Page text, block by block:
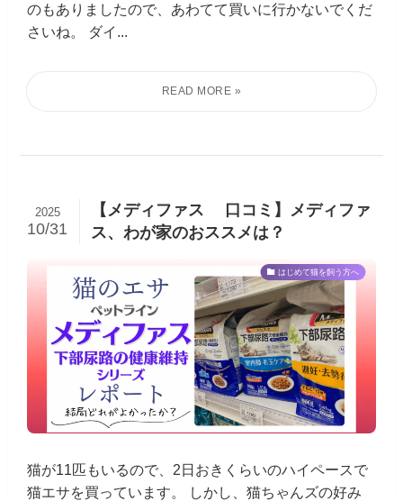
のもありましたので、あわてて買いに行かないでくだ
さいね。 ダイ...
【メディファス 口コミ】メディファ
ス、わが家のおススメは？
2025
10/31
はじめて猫を飼う方へ
猫が11匹もいるので、2日おきくらいのハイペースで
猫エサを買っています。 しかし、猫ちゃんズの好み